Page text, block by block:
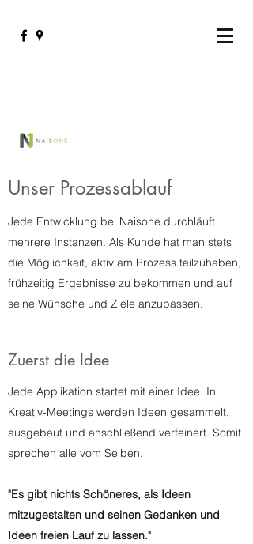
Unser Prozessablauf
Jede Entwicklung bei Naisone durchläuft
mehrere Instanzen. Als Kunde hat man stets
die Möglichkeit, aktiv am Prozess teilzuhaben,
frühzeitig Ergebnisse zu bekommen und auf
seine Wünsche und Ziele anzupassen.
Zuerst die Idee
Jede Applikation startet mit einer Idee. In
Kreativ-Meetings werden Ideen gesammelt,
ausgebaut und anschließend verfeinert. Somit
sprechen alle vom Selben.
"Es gibt nichts Schöneres, als Ideen
mitzugestalten und seinen Gedanken und
Ideen freien Lauf zu lassen."